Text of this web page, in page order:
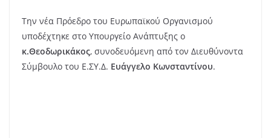
Την νέα Πρόεδρο του Ευρωπαϊκού Οργανισμού
υποδέχτηκε στο Υπουργείο Ανάπτυξης ο
κ.Θεοδωρικάκος, συνοδευόμενη από τον Διευθύνοντα
Σύμβουλο του Ε.ΣΥ.Δ. Ευάγγελο Κωνσταντίνου.